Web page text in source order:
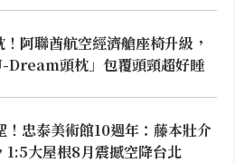
阿聯酋航空經濟艙座椅升級，
Dream頭枕」包覆頭頸超好睡
！忠泰美術館10週年：藤本壯介
1:5大屋根8月震撼空降台北